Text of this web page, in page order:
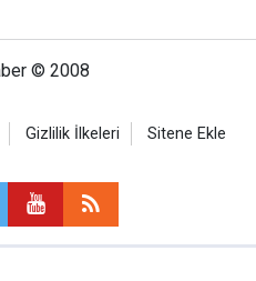
© 2008
Gizlilik İlkeleri Sitene Ekle